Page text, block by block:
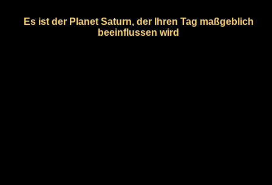
Es ist der Planet Saturn, der Ihren Tag maßgeblich
beeinflussen wird